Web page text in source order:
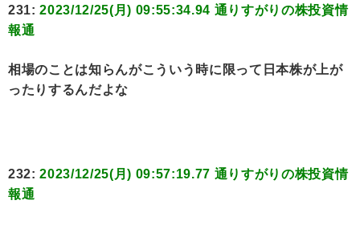
231:2023/12/25(月) 09:55:34.94 通りすがりの株投資情
報通
相場のことは知らんがこういう時に限って日本株が上が
ったりするんだよな
232:2023/12/25(月) 09:57:19.77 通りすがりの株投資情
報通